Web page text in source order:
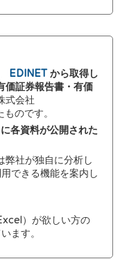
EDINETから取得し
価証券報告書・有価
式会社
のです。
各資料が公開された
弊社が独自に分析し
できる機能を案内し
）が欲しい方の
ます。